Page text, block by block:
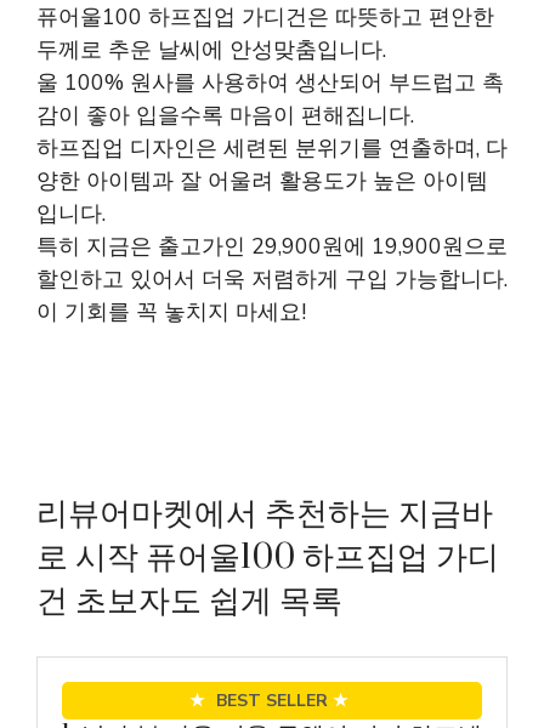
퓨어울100 하프집업 가디건은 따뜻하고 편안한
두께로 추운 날씨에 안성맞춤입니다.
울 100% 원사를 사용하여 생산되어 부드럽고 촉
감이 좋아 입을수록 마음이 편해집니다.
하프집업 디자인은 세련된 분위기를 연출하며, 다
양한 아이템과 잘 어울려 활용도가 높은 아이템
입니다.
특히 지금은 출고가인 29,900원에 19,900원으로
할인하고 있어서 더욱 저렴하게 구입 가능합니다.
이 기회를 꼭 놓치지 마세요!
리뷰어마켓에서 추천하는 지금바
로 시작 퓨어울100 하프집업 가디
건 초보자도 쉽게 목록
★ BEST SELLER ★